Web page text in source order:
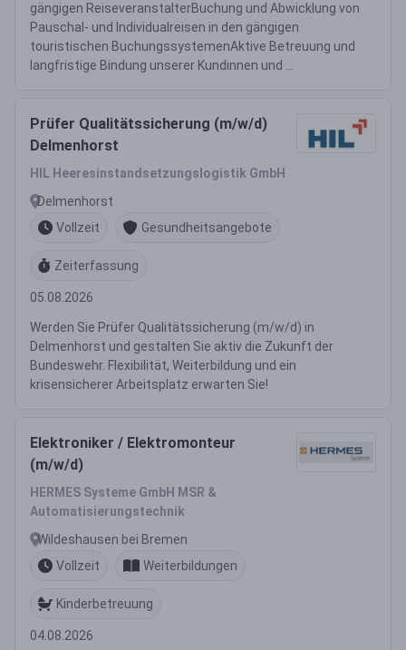
gängigen ReiseveranstalterBuchung und Abwicklung von
Pauschal- und Individualreisen in den gängigen
touristischen BuchungssystemenAktive Betreuung und
langfristige Bindung unserer Kundinnen und ...
Prüfer Qualitätssicherung (m/w/d)
Delmenhorst
HIL Heeresinstandsetzungslogistik GmbH
Delmenhorst
Vollzeit
Gesundheitsangebote
Zeiterfassung
05.08.2026
Werden Sie Prüfer Qualitätssicherung (m/w/d) in
Delmenhorst und gestalten Sie aktiv die Zukunft der
Bundeswehr. Flexibilität, Weiterbildung und ein
krisensicherer Arbeitsplatz erwarten Sie!
Elektroniker / Elektromonteur
(m/w/d)
HERMES Systeme GmbH MSR &
Automatisierungstechnik
Wildeshausen bei Bremen
Vollzeit
Weiterbildungen
Kinderbetreuung
04.08.2026